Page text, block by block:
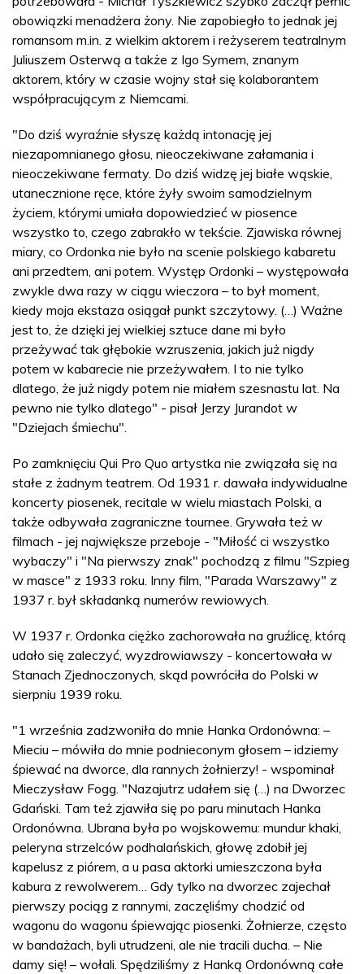
obowiązki menadżera żony. Nie zapobiegło to jednak jej
romansom m.in. z wielkim aktorem i reżyserem teatralnym
Juliuszem Osterwą a także z Igo Symem, znanym
aktorem, który w czasie wojny stał się kolaborantem
współpracującym z Niemcami.
"Do dziś wyraźnie słyszę każdą intonację jej
niezapomnianego głosu, nieoczekiwane załamania i
nieoczekiwane fermaty. Do dziś widzę jej białe wąskie,
utanecznione ręce, które żyły swoim samodzielnym
życiem, którymi umiała dopowiedzieć w piosence
wszystko to, czego zabrakło w tekście. Zjawiska równej
miary, co Ordonka nie było na scenie polskiego kabaretu
ani przedtem, ani potem. Występ Ordonki – występowała
zwykle dwa razy w ciągu wieczora – to był moment,
kiedy moja ekstaza osiągał punkt szczytowy. (…) Ważne
jest to, że dzięki jej wielkiej sztuce dane mi było
przeżywać tak głębokie wzruszenia, jakich już nigdy
potem w kabarecie nie przeżywałem. I to nie tylko
dlatego, że już nigdy potem nie miałem szesnastu lat. Na
pewno nie tylko dlatego" - pisał Jerzy Jurandot w
"Dziejach śmiechu".
Po zamknięciu Qui Pro Quo artystka nie związała się na
stałe z żadnym teatrem. Od 1931 r. dawała indywidualne
koncerty piosenek, recitale w wielu miastach Polski, a
także odbywała zagraniczne tournee. Grywała też w
filmach - jej największe przeboje - "Miłość ci wszystko
wybaczy" i "Na pierwszy znak" pochodzą z filmu "Szpieg
w masce" z 1933 roku. Inny film, "Parada Warszawy" z
1937 r. był składanką numerów rewiowych.
W 1937 r. Ordonka ciężko zachorowała na gruźlicę, którą
udało się zaleczyć, wyzdrowiawszy - koncertowała w
Stanach Zjednoczonych, skąd powróciła do Polski w
sierpniu 1939 roku.
"1 września zadzwoniła do mnie Hanka Ordonówna: –
Mieciu – mówiła do mnie podnieconym głosem – idziemy
śpiewać na dworce, dla rannych żołnierzy! - wspominał
Mieczysław Fogg. "Nazajutrz udałem się (…) na Dworzec
Gdański. Tam też zjawiła się po paru minutach Hanka
Ordonówna. Ubrana była po wojskowemu: mundur khaki,
peleryna strzelców podhalańskich, głowę zdobił jej
kapelusz z piórem, a u pasa aktorki umieszczona była
kabura z rewolwerem… Gdy tylko na dworzec zajechał
pierwszy pociąg z rannymi, zaczęliśmy chodzić od
wagonu do wagonu śpiewając piosenki. Żołnierze, często
w bandażach, byli utrudzeni, ale nie tracili ducha. – Nie
damy się! – wołali. Spędziliśmy z Hanką Ordonówną całe